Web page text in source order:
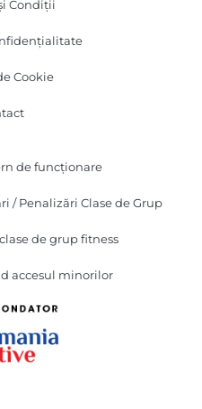
Condiții
Cookie
de funcționare
/ Penalizări Clase de Grup
de grup fitness
accesul minorilor